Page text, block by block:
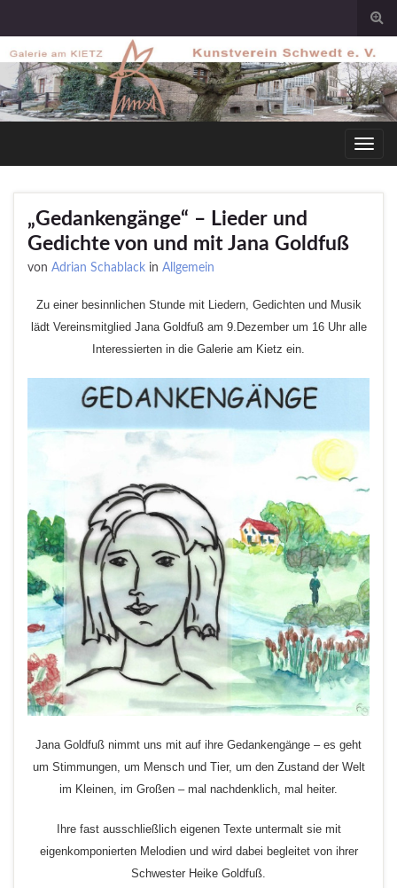
„Gedankengänge“ – Lieder und
Gedichte von und mit Jana Goldfuß
von Adrian Schablack in Allgemein
Zu einer besinnlichen Stunde mit Liedern, Gedichten und Musik
lädt Vereinsmitglied Jana Goldfuß am 9.Dezember um 16 Uhr alle
Interessierten in die Galerie am Kietz ein.
Jana Goldfuß nimmt uns mit auf ihre Gedankengänge – es geht
um Stimmungen, um Mensch und Tier, um den Zustand der Welt
im Kleinen, im Großen – mal nachdenklich, mal heiter.
Ihre fast ausschließlich eigenen Texte untermalt sie mit
eigenkomponierten Melodien und wird dabei begleitet von ihrer
Schwester Heike Goldfuß.